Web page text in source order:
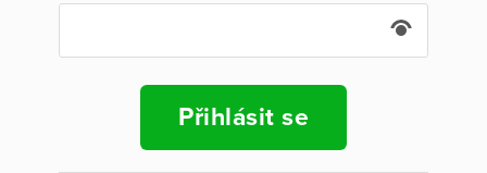
Přihlásit se